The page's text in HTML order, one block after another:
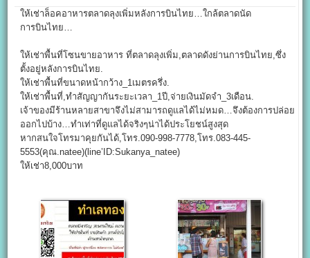
ให้เช่าล็อคอาหารตลาดลุงเพิ่มหลังการบินไทย…ใกล้ตลาดนัด
การบินไทย…
ให้เช่าพื้นที่โซนขายอาหาร ที่ตลาดลุงเพิ่ม,ตลาดดังย่านการบินไทย,ซึ่ง
ตั้งอยู่หลังการบินไทย.
ให้เช่าพื้นที่ขนาดหน้ากว้าง_1เมตรครึ่ง.
ให้เช่าพื้นที่,ทำสัญญากันระยะเวลา_1ปี,จ่ายเงินมัดจำ_3เดือน.
เจ้าของมีร้านหลายสาขาจึงไม่สามารถดูแลได้ไม่หมด…จึงต้องการปล่อย
ออกไปบ้าง…ทำเท่าที่ดูแลได้จริงๆน่าได้ประโยชน์สูงสุด
หากสนใจโทรมาคุยกันได้,โทร.090-998-7778,โทร.083-445-
5553(คุณ.natee)(line’ID:Sukanya_natee)
ให้เช่า8,000บาท